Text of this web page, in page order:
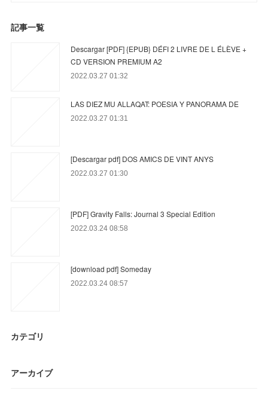
記事一覧
Descargar [PDF] {EPUB} DÉFI 2 LIVRE DE L ÉLÈVE +
CD VERSION PREMIUM A2
2022.03.27 01:32
LAS DIEZ MU ALLAQAT: POESIA Y PANORAMA DE
2022.03.27 01:31
[Descargar pdf] DOS AMICS DE VINT ANYS
2022.03.27 01:30
[PDF] Gravity Falls: Journal 3 Special Edition
2022.03.24 08:58
[download pdf] Someday
2022.03.24 08:57
カテゴリ
アーカイブ